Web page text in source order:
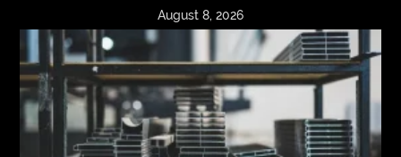
August 8, 2026